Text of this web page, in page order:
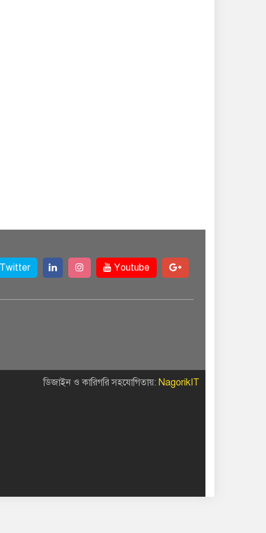
Twitter Youtube
ডিজাইন ও কারিগরি সহযোগিতায়: NagorikIT